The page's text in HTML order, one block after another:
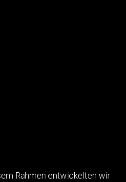
Rahmen entwickelten wir